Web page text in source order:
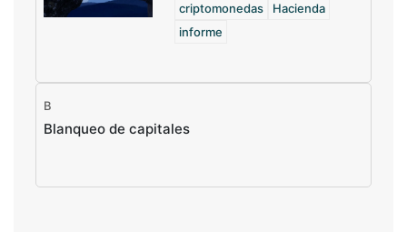
criptomonedas
Hacienda
informe
B
Blanqueo de capitales